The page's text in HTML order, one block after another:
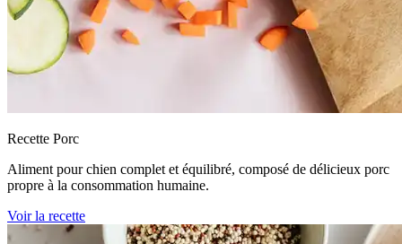
Recette Porc
Aliment pour chien complet et équilibré, composé de délicieux porc
propre à la consommation humaine.
Voir la recette